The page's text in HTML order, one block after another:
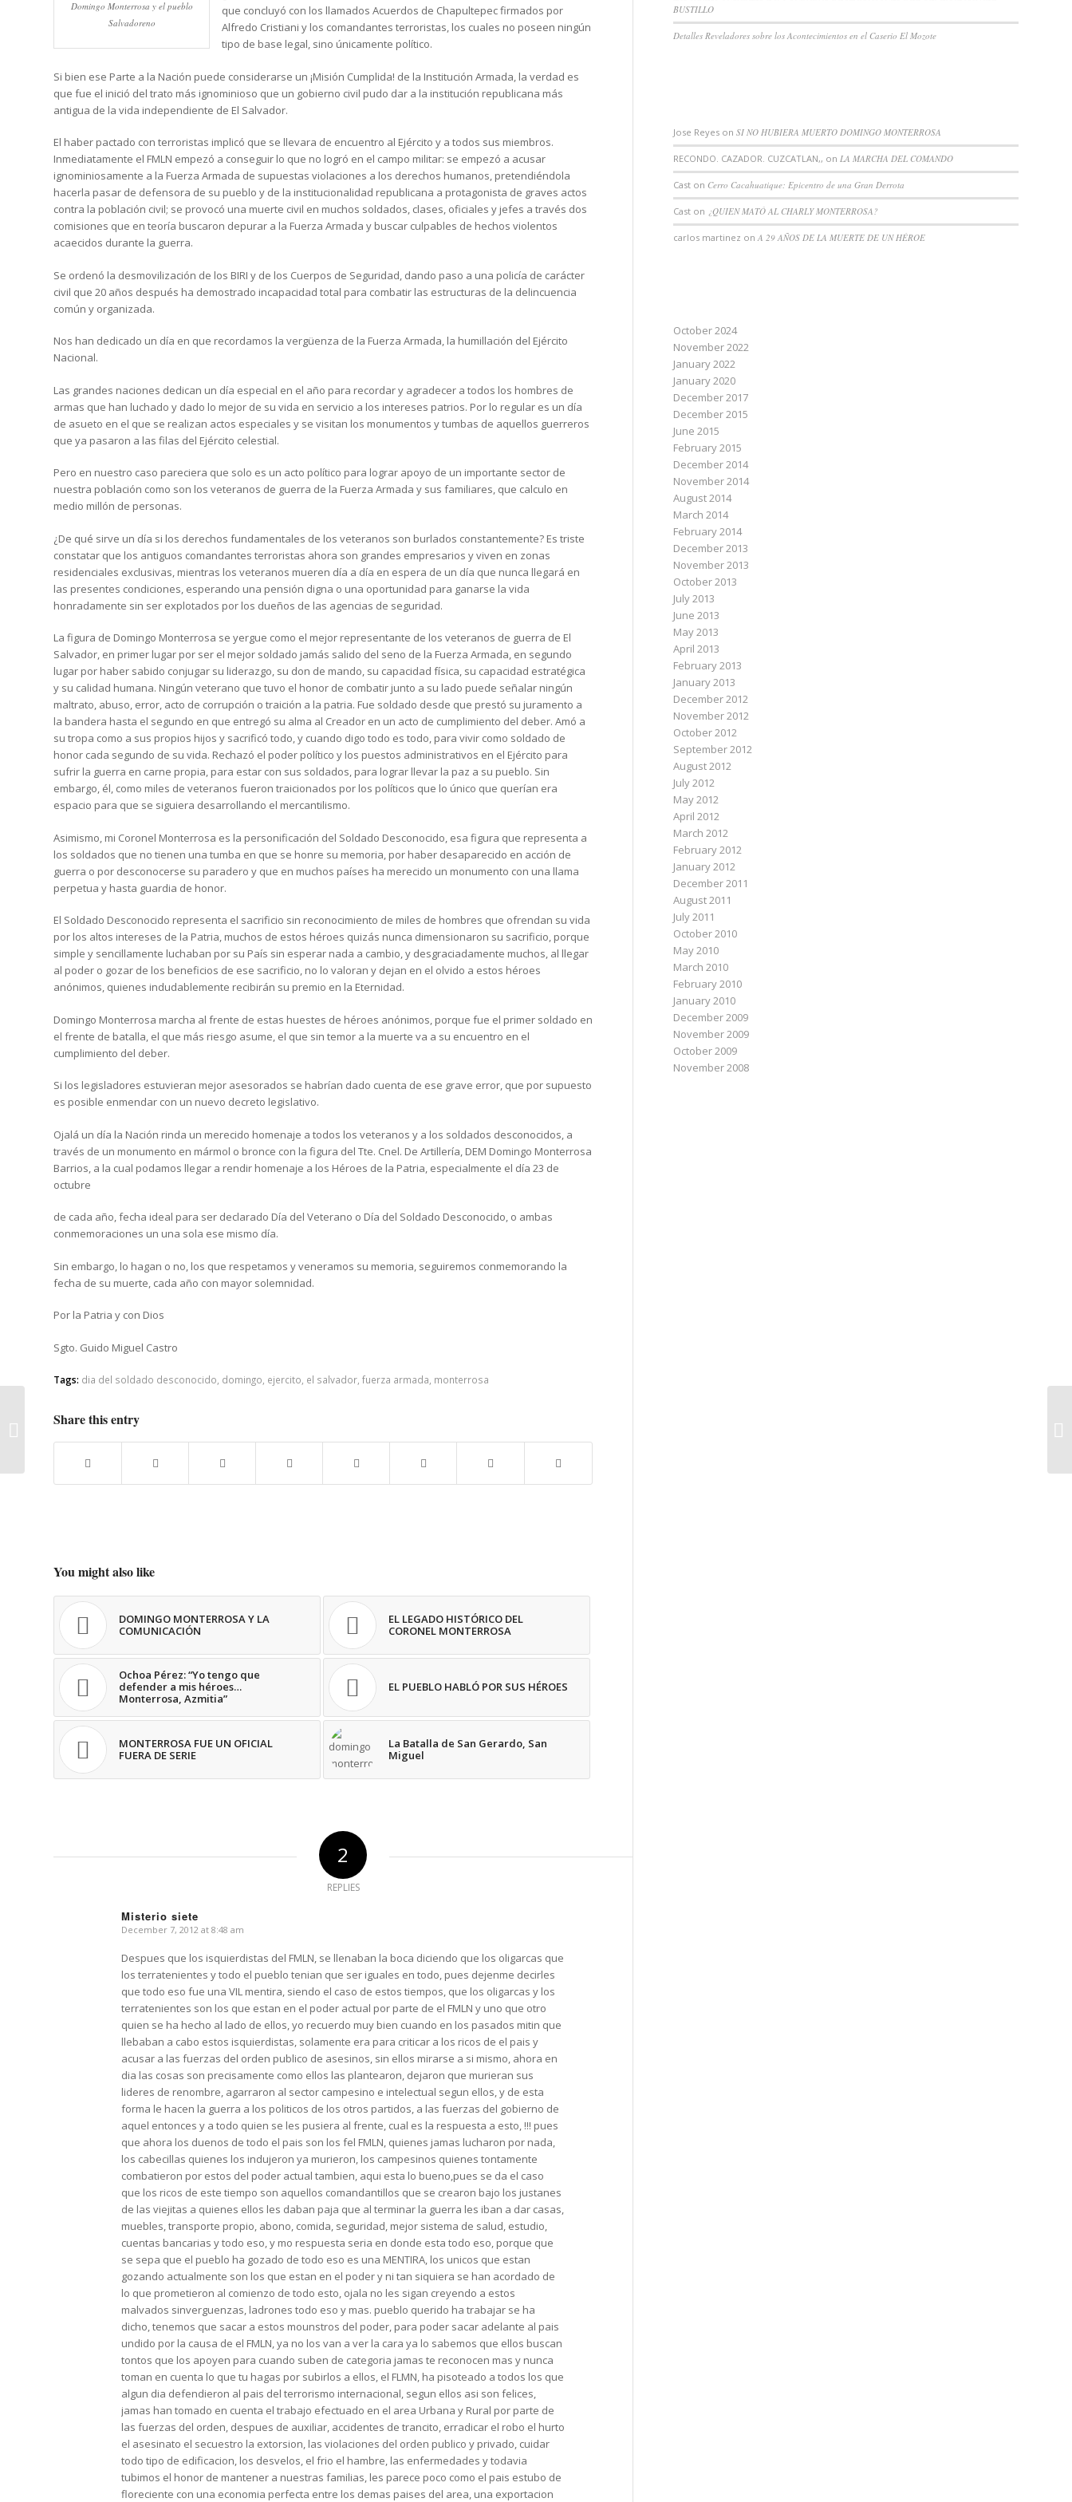
Domingo Monterrosa y el pueblo
Salvadoreno
que concluyó con los llamados Acuerdos de Chapultepec firmados por
Alfredo Cristiani y los comandantes terroristas, los cuales no poseen ningún
tipo de base legal, sino únicamente político.
Si bien ese Parte a la Nación puede considerarse un ¡Misión Cumplida! de la Institución Armada, la verdad es
que fue el inició del trato más ignominioso que un gobierno civil pudo dar a la institución republicana más
antigua de la vida independiente de El Salvador.
El haber pactado con terroristas implicó que se llevara de encuentro al Ejército y a todos sus miembros.
Inmediatamente el FMLN empezó a conseguir lo que no logró en el campo militar: se empezó a acusar
ignominiosamente a la Fuerza Armada de supuestas violaciones a los derechos humanos, pretendiéndola
hacerla pasar de defensora de su pueblo y de la institucionalidad republicana a protagonista de graves actos
contra la población civil; se provocó una muerte civil en muchos soldados, clases, oficiales y jefes a través dos
comisiones que en teoría buscaron depurar a la Fuerza Armada y buscar culpables de hechos violentos
acaecidos durante la guerra.
Se ordenó la desmovilización de los BIRI y de los Cuerpos de Seguridad, dando paso a una policía de carácter
civil que 20 años después ha demostrado incapacidad total para combatir las estructuras de la delincuencia
común y organizada.
Nos han dedicado un día en que recordamos la vergüenza de la Fuerza Armada, la humillación del Ejército
Nacional.
Las grandes naciones dedican un día especial en el año para recordar y agradecer a todos los hombres de
armas que han luchado y dado lo mejor de su vida en servicio a los intereses patrios. Por lo regular es un día
de asueto en el que se realizan actos especiales y se visitan los monumentos y tumbas de aquellos guerreros
que ya pasaron a las filas del Ejército celestial.
Pero en nuestro caso pareciera que solo es un acto político para lograr apoyo de un importante sector de
nuestra población como son los veteranos de guerra de la Fuerza Armada y sus familiares, que calculo en
medio millón de personas.
¿De qué sirve un día si los derechos fundamentales de los veteranos son burlados constantemente? Es triste
constatar que los antiguos comandantes terroristas ahora son grandes empresarios y viven en zonas
residenciales exclusivas, mientras los veteranos mueren día a día en espera de un día que nunca llegará en
las presentes condiciones, esperando una pensión digna o una oportunidad para ganarse la vida
honradamente sin ser explotados por los dueños de las agencias de seguridad.
La figura de Domingo Monterrosa se yergue como el mejor representante de los veteranos de guerra de El
Salvador, en primer lugar por ser el mejor soldado jamás salido del seno de la Fuerza Armada, en segundo
lugar por haber sabido conjugar su liderazgo, su don de mando, su capacidad física, su capacidad estratégica
y su calidad humana. Ningún veterano que tuvo el honor de combatir junto a su lado puede señalar ningún
maltrato, abuso, error, acto de corrupción o traición a la patria. Fue soldado desde que prestó su juramento a
la bandera hasta el segundo en que entregó su alma al Creador en un acto de cumplimiento del deber. Amó a
su tropa como a sus propios hijos y sacrificó todo, y cuando digo todo es todo, para vivir como soldado de
honor cada segundo de su vida. Rechazó el poder político y los puestos administrativos en el Ejército para
sufrir la guerra en carne propia, para estar con sus soldados, para lograr llevar la paz a su pueblo. Sin
embargo, él, como miles de veteranos fueron traicionados por los políticos que lo único que querían era
espacio para que se siguiera desarrollando el mercantilismo.
Asimismo, mi Coronel Monterrosa es la personificación del Soldado Desconocido, esa figura que representa a
los soldados que no tienen una tumba en que se honre su memoria, por haber desaparecido en acción de
guerra o por desconocerse su paradero y que en muchos países ha merecido un monumento con una llama
perpetua y hasta guardia de honor.
El Soldado Desconocido representa el sacrificio sin reconocimiento de miles de hombres que ofrendan su vida
por los altos intereses de la Patria, muchos de estos héroes quizás nunca dimensionaron su sacrificio, porque
simple y sencillamente luchaban por su País sin esperar nada a cambio, y desgraciadamente muchos, al llegar
al poder o gozar de los beneficios de ese sacrificio, no lo valoran y dejan en el olvido a estos héroes
anónimos, quienes indudablemente recibirán su premio en la Eternidad.
Domingo Monterrosa marcha al frente de estas huestes de héroes anónimos, porque fue el primer soldado en
el frente de batalla, el que más riesgo asume, el que sin temor a la muerte va a su encuentro en el
cumplimiento del deber.
Si los legisladores estuvieran mejor asesorados se habrían dado cuenta de ese grave error, que por supuesto
es posible enmendar con un nuevo decreto legislativo.
Ojalá un día la Nación rinda un merecido homenaje a todos los veteranos y a los soldados desconocidos, a
través de un monumento en mármol o bronce con la figura del Tte. Cnel. De Artillería, DEM Domingo Monterrosa
Barrios, a la cual podamos llegar a rendir homenaje a los Héroes de la Patria, especialmente el día 23 de
octubre
de cada año, fecha ideal para ser declarado Día del Veterano o Día del Soldado Desconocido, o ambas
conmemoraciones un una sola ese mismo día.
Sin embargo, lo hagan o no, los que respetamos y veneramos su memoria, seguiremos conmemorando la
fecha de su muerte, cada año con mayor solemnidad.
Por la Patria y con Dios
Sgto. Guido Miguel Castro
Tags: dia del soldado desconocido domingo ejercito el salvador fuerza armada monterrosa
Share this entry
You might also like
DOMINGO MONTERROSA Y LA
COMUNICACIÓN
EL LEGADO HISTÓRICO DEL
CORONEL MONTERROSA
Ochoa Pérez: “Yo tengo que
defender a mis héroes…
Monterrosa, Azmitia”
EL PUEBLO HABLÓ POR SUS HÉROES
MONTERROSA FUE UN OFICIAL
FUERA DE SERIE
La Batalla de San Gerardo, San
Miguel
2
REPLIES
Misterio siete
says:
December 7, 2012 at 8:48 am
Despues que los isquierdistas del FMLN, se llenaban la boca diciendo que los oligarcas que
los terratenientes y todo el pueblo tenian que ser iguales en todo, pues dejenme decirles
que todo eso fue una VIL mentira, siendo el caso de estos tiempos, que los oligarcas y los
terratenientes son los que estan en el poder actual por parte de el FMLN y uno que otro
quien se ha hecho al lado de ellos, yo recuerdo muy bien cuando en los pasados mitin que
llebaban a cabo estos isquierdistas, solamente era para criticar a los ricos de el pais y
acusar a las fuerzas del orden publico de asesinos, sin ellos mirarse a si mismo, ahora en
dia las cosas son precisamente como ellos las plantearon, dejaron que murieran sus
lideres de renombre, agarraron al sector campesino e intelectual segun ellos, y de esta
forma le hacen la guerra a los politicos de los otros partidos, a las fuerzas del gobierno de
aquel entonces y a todo quien se les pusiera al frente, cual es la respuesta a esto, !!! pues
que ahora los duenos de todo el pais son los fel FMLN, quienes jamas lucharon por nada,
los cabecillas quienes los indujeron ya murieron, los campesinos quienes tontamente
combatieron por estos del poder actual tambien, aqui esta lo bueno,pues se da el caso
que los ricos de este tiempo son aquellos comandantillos que se crearon bajo los justanes
de las viejitas a quienes ellos les daban paja que al terminar la guerra les iban a dar casas,
muebles, transporte propio, abono, comida, seguridad, mejor sistema de salud, estudio,
cuentas bancarias y todo eso, y mo respuesta seria en donde esta todo eso, porque que
se sepa que el pueblo ha gozado de todo eso es una MENTIRA, los unicos que estan
gozando actualmente son los que estan en el poder y ni tan siquiera se han acordado de
lo que prometieron al comienzo de todo esto, ojala no les sigan creyendo a estos
malvados sinverguenzas, ladrones todo eso y mas. pueblo querido ha trabajar se ha
dicho, tenemos que sacar a estos mounstros del poder, para poder sacar adelante al pais
undido por la causa de el FMLN, ya no los van a ver la cara ya lo sabemos que ellos buscan
tontos que los apoyen para cuando suben de categoria jamas te reconocen mas y nunca
toman en cuenta lo que tu hagas por subirlos a ellos, el FLMN, ha pisoteado a todos los que
algun dia defendieron al pais del terrorismo internacional, segun ellos asi son felices,
jamas han tomado en cuenta el trabajo efectuado en el area Urbana y Rural por parte de
las fuerzas del orden, despues de auxiliar, accidentes de trancito, erradicar el robo el hurto
el asesinato el secuestro la extorsion, las violaciones del orden publico y privado, cuidar
todo tipo de edificacion, los desvelos, el frio el hambre, las enfermedades y todavia
tubimos el honor de mantener a nuestras familias, les parece poco como el pais estubo de
floreciente con una economia perfecta entre los demas paises del area, una exportacion
BUSTILLO
Detalles Reveladores sobre los Acontecimientos en el Caserio El Mozote
Jose Reyes on SI NO HUBIERA MUERTO DOMINGO MONTERROSA
RECONDO. CAZADOR. CUZCATLAN,, on LA MARCHA DEL COMANDO
Cast on Cerro Cacahuatique: Epicentro de una Gran Derrota
Cast on ¿QUIEN MATÓ AL CHARLY MONTERROSA?
carlos martinez on A 29 AÑOS DE LA MUERTE DE UN HÉROE
October 2024
November 2022
January 2022
January 2020
December 2017
December 2015
June 2015
February 2015
December 2014
November 2014
August 2014
March 2014
February 2014
December 2013
November 2013
October 2013
July 2013
June 2013
May 2013
April 2013
February 2013
January 2013
December 2012
November 2012
October 2012
September 2012
August 2012
July 2012
May 2012
April 2012
March 2012
February 2012
January 2012
December 2011
August 2011
July 2011
October 2010
May 2010
March 2010
February 2010
January 2010
December 2009
November 2009
October 2009
November 2008
Tenemos la firme decisión, el
propósito, más que todo la
conciencia que,...